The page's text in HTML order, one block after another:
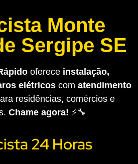
Monte
Sergipe SE
oferece instalação,
elétricos com atendimento
residências, comércios e
Chame agora! ⚡🔧
24 Horas